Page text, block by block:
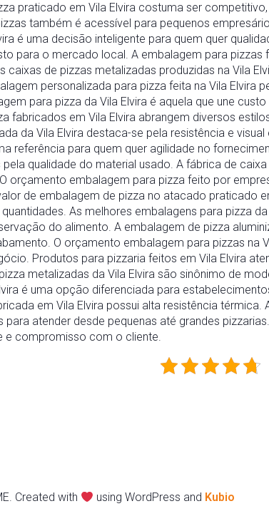
praticado em Vila Elvira costuma ser
também é acessível para pequenos
é uma decisão inteligente para quem quer
para o mercado local. A embalagem para pizzas
de pizzas metalizadas produzidas na Vila
personalizada para pizza feita na Vila Elvira
para pizza da Vila Elvira é aquela que une
fabricados em Vila Elvira abrangem diversos
da Vila Elvira destaca-se pela resistência e
referência para quem quer agilidade no
qualidade do material usado. A fábrica de
orçamento embalagem para pizza feito por
de embalagem de pizza no atacado praticado
As melhores embalagens para pizza
do alimento. A embalagem de pizza
O orçamento embalagem para pizzas na
Produtos para pizzaria feitos em Vila Elvira
metalizadas da Vila Elvira são sinônimo de
é uma opção diferenciada para
em Vila Elvira possui alta resistência térmica.
atender desde pequenas até grandes
e compromisso com o cliente.
Created with using WordPress and Kubio